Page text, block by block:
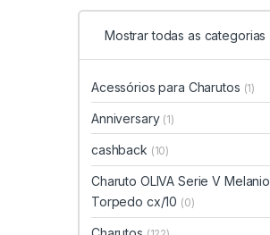
Mostrar todas as categorias
Acessórios para Charutos (1)
Anniversary (1)
cashback (10)
Charuto OLIVA Serie V Melanio
Torpedo cx/10 (0)